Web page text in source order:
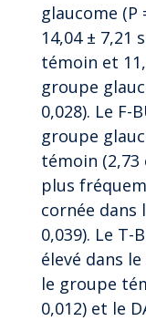
glaucome (P
14,04 ± 7,21
témoin et
groupe
0,028). Le F-
groupe
témoin (2,73
plus
cornée dans
0,039). Le
élevé dans
le groupe
0,012) et le